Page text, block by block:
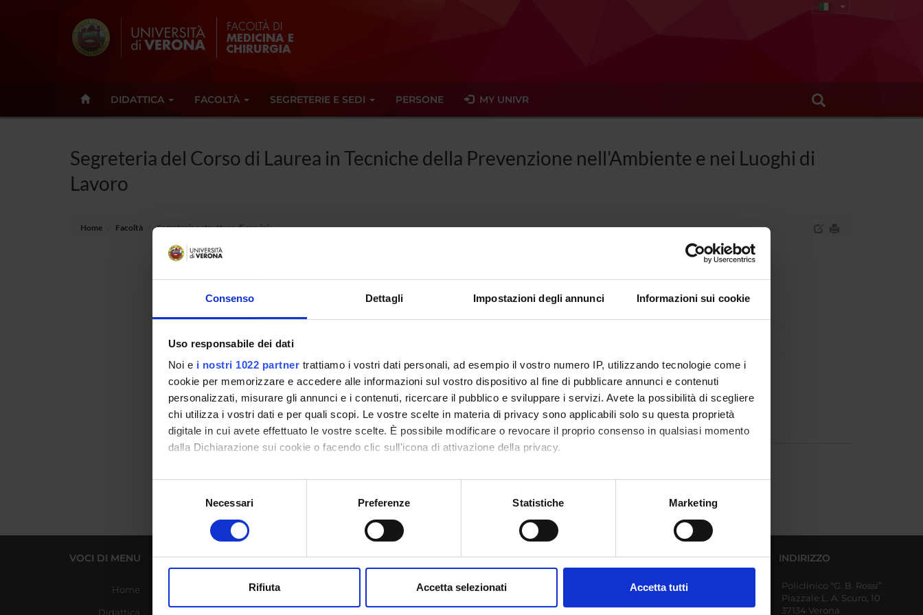
Consenso Dettagli Impostazioni degli annunci Informazioni sui cookie
Uso responsabile dei dati
Noi e i nostri 1022 partner trattiamo i vostri dati personali, ad esempio il vostro numero IP, utilizzando tecnologie come i
cookie per memorizzare e accedere alle informazioni sul vostro dispositivo al fine di pubblicare annunci e contenuti
personalizzati, misurare gli annunci e i contenuti, ricercare il pubblico e sviluppare i servizi. Avete la possibilità di scegliere
chi utilizza i vostri dati e per quali scopi. Le vostre scelte in materia di privacy sono applicabili solo su questa proprietà
digitale in cui avete effettuato le vostre scelte. È possibile modificare o revocare il proprio consenso in qualsiasi momento
dalla Dichiarazione sui cookie o facendo clic sull'icona di attivazione della privacy.
Con il tuo consenso, vorremmo anche:
raccogliere informazioni sulla tua posizione geografica, con un'approssimazione di qualche metro,
digitali).
modificare o ritirare il tuo consenso in qualsiasi momento dalla Dichiarazione sui cookie.
Necessari Preferenze Statistiche Marketing
Rifiuta Accetta selezionati Accetta tutti
DIDATTICA FACOLTÀ SEGRETERIE E SEDI PERSONE MY UNIVR
Segreteria del Corso di Laurea in Tecniche della Prevenzione nell'Ambiente e nei Luoghi di
Lavoro
Home Facoltà Segreterie e strutture di servizio
Responsabile Francesco Torre
E-mail
Facoltà Medicina e Chirurgia
Componenti 0 Avvisi 0 Documenti disponibili
VOCI DI MENU
Home
Didattica
LINK UTILI
Azienda Ospedaliera
Universitaria Integrata
DIPARTIMENTI AFFERENTI
Diagnostica e Sanità
INDIRIZZO
Policlinico “G. B. Rossi”
Piazzale L. A. Scuro, 10
37134 Verona